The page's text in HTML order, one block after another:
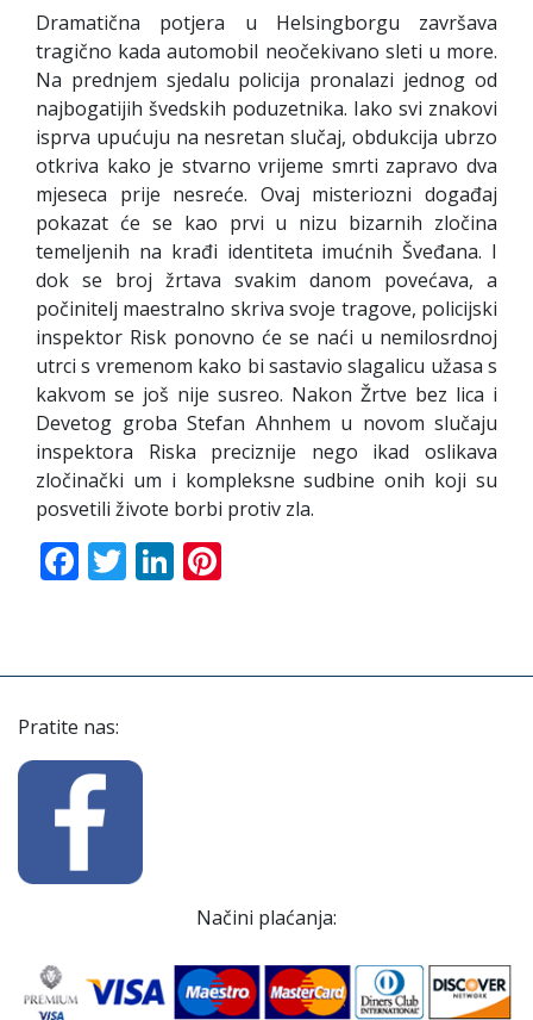
Dramatična potjera u Helsingborgu završava
tragično kada automobil neočekivano sleti u more.
Na prednjem sjedalu policija pronalazi jednog od
najbogatijih švedskih poduzetnika. Iako svi znakovi
isprva upućuju na nesretan slučaj, obdukcija ubrzo
otkriva kako je stvarno vrijeme smrti zapravo dva
mjeseca prije nesreće. Ovaj misteriozni događaj
pokazat će se kao prvi u nizu bizarnih zločina
temeljenih na krađi identiteta imućnih Šveđana. I
dok se broj žrtava svakim danom povećava, a
počinitelj maestralno skriva svoje tragove, policijski
inspektor Risk ponovno će se naći u nemilosrdnoj
utrci s vremenom kako bi sastavio slagalicu užasa s
kakvom se još nije susreo. Nakon Žrtve bez lica i
Devetog groba Stefan Ahnhem u novom slučaju
inspektora Riska preciznije nego ikad oslikava
zločinački um i kompleksne sudbine onih koji su
posvetili živote borbi protiv zla.
Facebook
TwitterLinkedIn
Pratite nas:
Načini plaćanja: